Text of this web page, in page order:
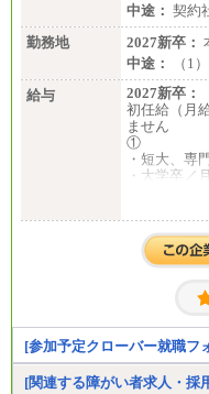
中途： 契約
勤務地
2027新卒：
中途：
（1
給与
2027新卒：
初任給（月
ません
①
・短大、専
・大学卒／
※大学院修
す。
②③
・大学卒／
※技術系応
は修士了)の
うえ当社規
中途：
[参加予定クローバー就職フ
[関連する障がい者求人・採